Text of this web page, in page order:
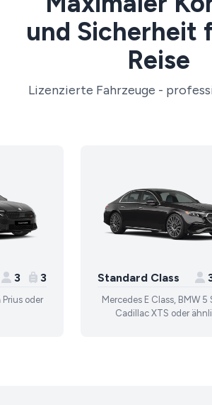
und Sicherheit
Reise
Lizenzierte Fahrzeuge -
3 3
oder
Standard Class
Mercedes E Class, BMW 5
Cadillac XTS oder